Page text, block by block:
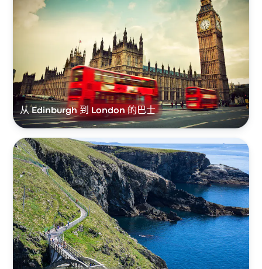
从 Edinburgh 到 London 的巴士